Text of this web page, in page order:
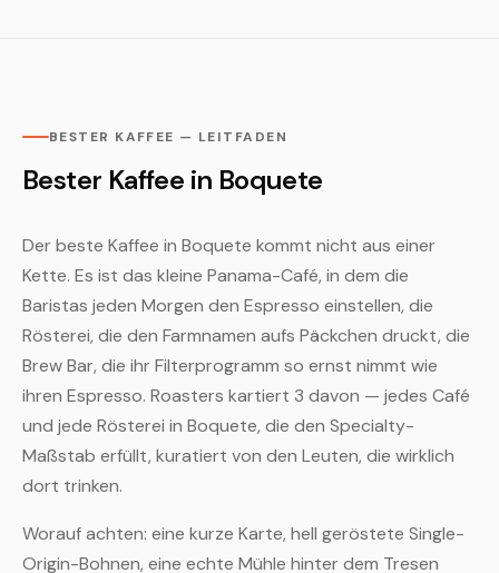
BESTER KAFFEE — LEITFADEN
Bester Kaffee in Boquete
Der beste Kaffee in Boquete kommt nicht aus einer
Kette. Es ist das kleine Panama-Café, in dem die
Baristas jeden Morgen den Espresso einstellen, die
Rösterei, die den Farmnamen aufs Päckchen druckt, die
Brew Bar, die ihr Filterprogramm so ernst nimmt wie
ihren Espresso. Roasters kartiert 3 davon — jedes Café
und jede Rösterei in Boquete, die den Specialty-
Maßstab erfüllt, kuratiert von den Leuten, die wirklich
dort trinken.
Worauf achten: eine kurze Karte, hell geröstete Single-
Origin-Bohnen, eine echte Mühle hinter dem Tresen